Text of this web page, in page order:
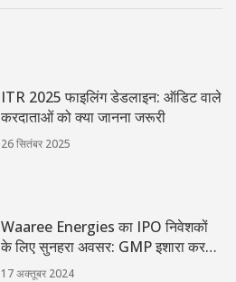
ITR 2025 फाइलिंग डेडलाइन: ऑडिट वाले
करदाताओं को क्या जानना जरूरी
26 सितंबर 2025
Waaree Energies का IPO निवेशकों
के लिए सुनहरा अवसर: GMP इशारा करता
है जबरदस्त फायदों की तरफ
17 अक्तूबर 2024